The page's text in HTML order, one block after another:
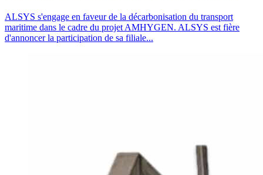
ALSYS s'engage en faveur de la décarbonisation du transport
maritime dans le cadre du projet AMHYGEN. ALSYS est fière
d'annoncer la participation de sa filiale...